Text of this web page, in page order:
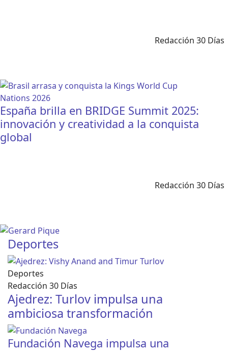
Redacción 30 Días
España brilla en BRIDGE Summit 2025:
innovación y creatividad a la conquista
global
Redacción 30 Días
Deportes
Deportes
Redacción 30 Días
Ajedrez: Turlov impulsa una
ambiciosa transformación
Fundación Navega impulsa una